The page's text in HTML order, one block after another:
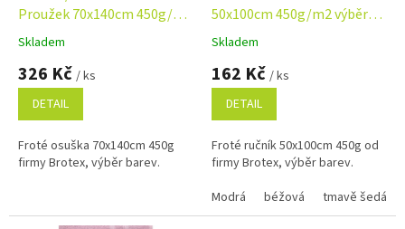
Proužek 70x140cm 450g/m2
výběr barev
Průměrné
hodnocení
produktu
4,8
5
hvězdiček.
Skladem
326 Kč / ks
DETAIL
Froté osuška 70x140cm 450g
firmy Brotex, výběr barev.
50x100cm 450g/m2 výběr
barev
Průměrné
hodnocení
produktu
5,0
5
hvězdiček.
Skladem
162 Kč / ks
DETAIL
Froté ručník 50x100cm 450g od
firmy Brotex, výběr barev.
Modrá
béžová tmavě šedá